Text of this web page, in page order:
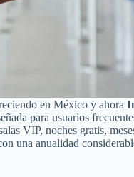
en México y ahora
para usuarios
VIP, noches gratis,
una anualidad